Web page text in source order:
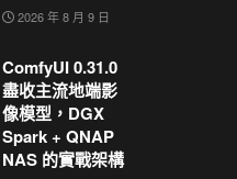
2026 年 8 月 9 日
ComfyUI 0.31.0
盡收主流地端影
像模型，DGX
Spark + QNAP
NAS 的實戰架構